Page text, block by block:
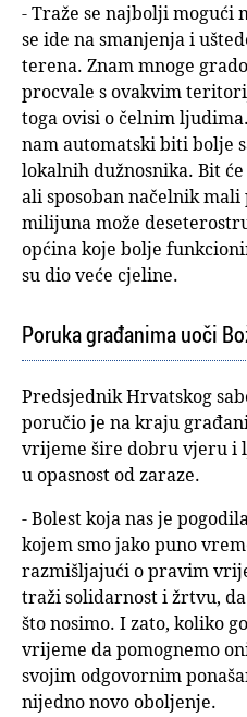
- Traže se najbolji mogući
se ide na smanjenja i
terena. Znam mnoge
procvale s ovakvim
toga ovisi o čelnim
nam automatski biti bolje
lokalnih dužnosnika. Bit
ali sposoban načelnik
milijuna može
općina koje bolje
su dio veće cjeline.
Poruka građanima uoči
Predsjednik Hrvatskog
poručio je na kraju
vrijeme šire dobru vjeru i
u opasnost od zaraze.
- Bolest koja nas je
kojem smo jako puno
razmišljajući o pravim
traži solidarnost i žrtvu,
što nosimo. I zato, koliko
vrijeme da pomognemo
svojim odgovornim
nijedno novo oboljenje.